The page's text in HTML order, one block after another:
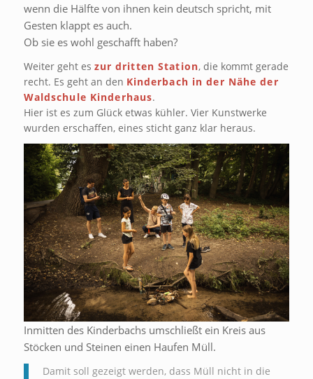
wenn die Hälfte von ihnen kein deutsch spricht, mit
Gesten klappt es auch.
Ob sie es wohl geschafft haben?
Weiter geht es zur dritten Station, die kommt gerade
recht. Es geht an den Kinderbach in der Nähe der
Waldschule Kinderhaus.
Hier ist es zum Glück etwas kühler. Vier Kunstwerke
wurden erschaffen, eines sticht ganz klar heraus.
Inmitten des Kinderbachs umschließt ein Kreis aus
Stöcken und Steinen einen Haufen Müll.
Damit soll gezeigt werden, dass Müll nicht in die